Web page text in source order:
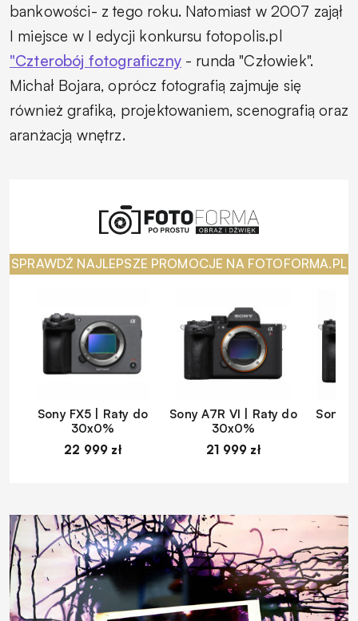
bankowości- z tego roku. Natomiast w 2007 zajął
I miejsce w I edycji konkursu fotopolis.pl
"Czterobój fotograficzny- runda "Człowiek".
Michał Bojara, oprócz fotografią zajmuje się
również grafiką, projektowaniem, scenografią oraz
aranżacją wnętrz.
SPRAWDŹ NAJLEPSZE PROMOCJE NA FOTOFORMA.PL
Sony FX5 | Raty do
30x0%
22 999 zł
Sony A7R VI | Raty do
30x0%
21 999 zł
Sony